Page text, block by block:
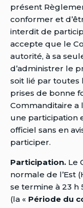
présent
conformer et
interdit de
accepte que le
autorité, à sa
d’administrer le
soit lié par toutes
prises de bonne
Commanditaire
une participation
officiel sans en
participer.
Participation. Le
normale de l’Est
se termine à 23 h
(la « Période du